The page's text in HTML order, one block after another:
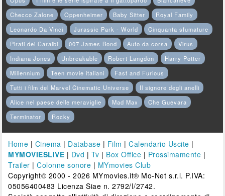
Checco Zalone
Oppenheimer Baby Sitter
Royal Family
Leonardo Da Vinci
Jurassic Park - World
Cinquanta sfumature
Pirati dei Caraibi
007 James Bond Auto da corsa
Virus
Indiana Jones
Unbreakable Robert Langdon
Harry Potter
Millennium
Teen movie italiani
Fast and Furious
Tutti i film del Marvel Cinematic Universe
Il signore degli anelli
Alice nel paese delle meraviglie
Mad Max
Che Guevara
Terminator
Rocky
Home | Cinema | Database | Film |Calendario Uscite |
MYMOVIESLIVE | Dvd | Tv | Box Office | Prossimamente |
Trailer |Colonne sonore | MYmovies Club
Copyright© 2000 - 2026 MYmovies.it® Mo-Net s.r.l. P.IVA:
05056400483 Licenza Siae n. 2792/I/2742.